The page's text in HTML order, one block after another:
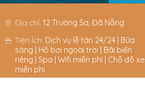
Địa chỉ: 12 Trường Sa, Đã Nẵng
Tiện Ích: Dịch vụ lễ tân 24/24 | Bữa
sáng | Hồ bơi ngoài trời | Bãi biển
riêng | Spa | Wifi miễn phí | Chỗ đỗ xe
miễn phí